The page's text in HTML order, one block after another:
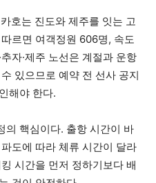
호는 진도와 제주를 잇는 고
르면 여객정원 606명, 속도
자·제주 노선은 계절과 운항
있으므로 예약 전 선사 공지
해야 한다.
의 핵심이다. 출항 시간이 바
도에 따라 체류 시간이 달라
시간을 먼저 정하기보다 배